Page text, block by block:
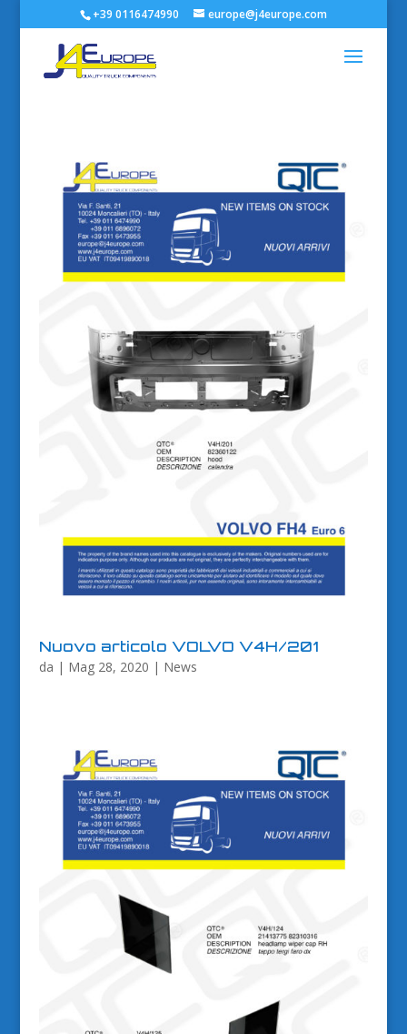
+39 0116474990 europe@j4europe.com
Nuovo articolo VOLVO V4H/201
da | Mag 28, 2020 | News